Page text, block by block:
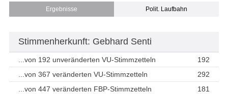
Ergebnisse Polit. Laufbahn
Stimmenherkunft: Gebhard Senti
...von 192 unveränderten VU-Stimmzetteln
192
...von 367 veränderten VU-Stimmzetteln
292
...von 447 veränderten FBP-Stimmzetteln
181